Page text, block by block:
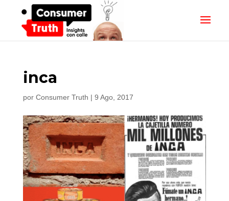
inca
por Consumer Truth | 9 Ago, 2017